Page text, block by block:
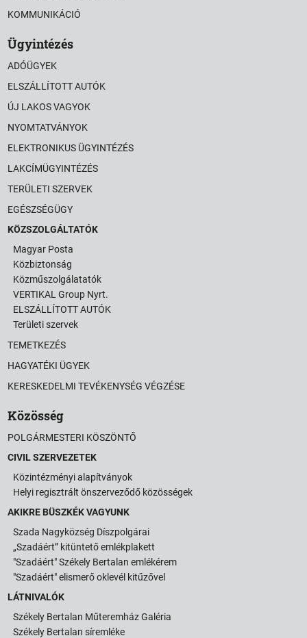
KOMMUNIKÁCIÓ
Ügyintézés
ADÓÜGYEK
ELSZÁLLÍTOTT AUTÓK
ÚJ LAKOS VAGYOK
NYOMTATVÁNYOK
ELEKTRONIKUS ÜGYINTÉZÉS
LAKCÍMÜGYINTÉZÉS
TERÜLETI SZERVEK
EGÉSZSÉGÜGY
KÖZSZOLGÁLTATÓK
Magyar Posta
Közbiztonság
Közműszolgálatatók
VERTIKAL Group Nyrt.
ELSZÁLLÍTOTT AUTÓK
Területi szervek
TEMETKEZÉS
HAGYATÉKI ÜGYEK
KERESKEDELMI TEVÉKENYSÉG VÉGZÉSE
Közösség
POLGÁRMESTERI KÖSZÖNTŐ
CIVIL SZERVEZETEK
Közintézményi alapítványok
Helyi regisztrált önszerveződő közösségek
AKIKRE BÜSZKÉK VAGYUNK
Szada Nagyközség Díszpolgárai
„Szadáért” kitüntető emlékplakett
"Szadáért" Székely Bertalan emlékérem
"Szadáért" elismerő oklevél kitűzővel
LÁTNIVALÓK
Székely Bertalan Műteremház Galéria
Székely Bertalan síremléke